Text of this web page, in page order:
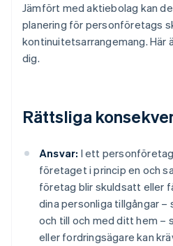
Jämfört med aktiebolag kan
planering för personföretags
kontinuitetsarrangemang. Här
dig.
Rättsliga
Ansvar: I ett
företaget i princip en och
företag blir skuldsatt eller
dina personliga tillgångar –
och till och med ditt hem –
eller fordringsägare kan